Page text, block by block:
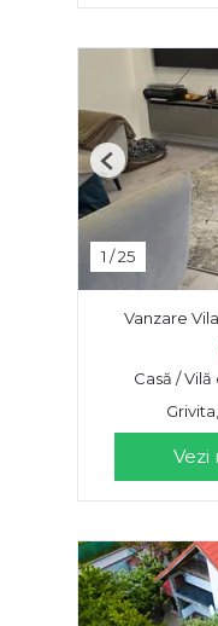
1 /25
Previous
Vanzare
Casă /
Vezi